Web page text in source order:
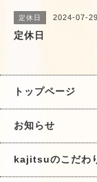
定休日 2024-07-
定休日
トップページ
お知らせ
kajitsuのこだわ